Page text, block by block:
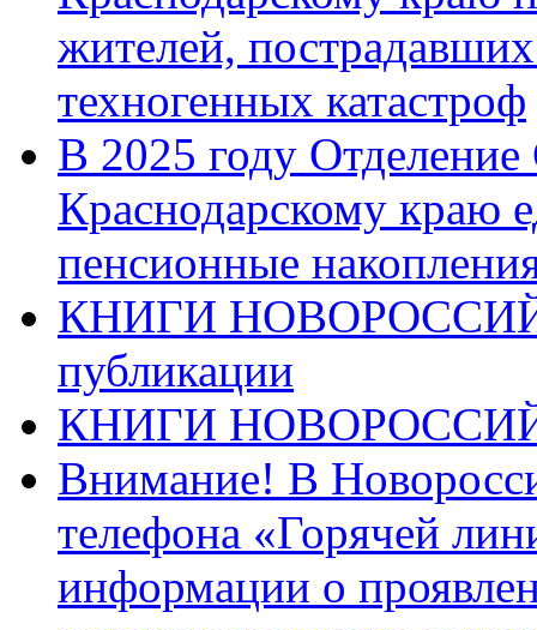
жителей,
техногенных катастроф
В 2025 году
Краснодарскому краю
пенсионные
КНИГИ
публикации
КНИГИ
Внимание! В
телефона «Горячей
информации о